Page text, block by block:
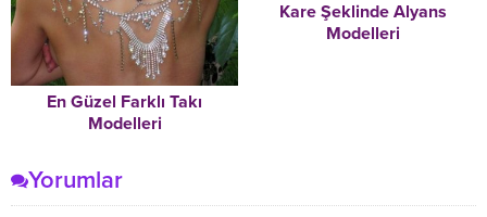
En Güzel Farklı Takı
Modelleri
Kare Şeklinde Alyans
Modelleri
Yorumlar